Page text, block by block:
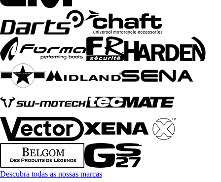
Descubra todas as nossas marcas